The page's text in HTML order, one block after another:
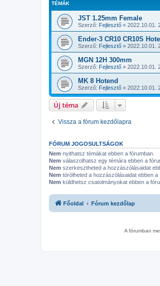
TÉMÁK
JST 1.25mm Female
Szerző: Fejlesztő » 2022.10.01.
Ender-3 CR10 CR10S
Szerző: Fejlesztő » 2022.10.01.
MGN 12H 300mm
Szerző: Fejlesztő » 2022.10.01.
MK 8 Hotend
Szerző: Fejlesztő » 2022.10.01.
Új téma
Vissza a fórum kezdőlapra
FÓRUM JOGOSULTSÁGOK
Nem nyithatsz témákat ebben a fórumban.
Nem válaszolhatsz egy témára ebben a
Nem szerkesztheted a hozzászólásaidat
Nem törölheted a hozzászólásaidat ebben a
Nem küldhetsz csatolmányokat ebben a
Főoldal Fórum kezdőlap
A fórumban